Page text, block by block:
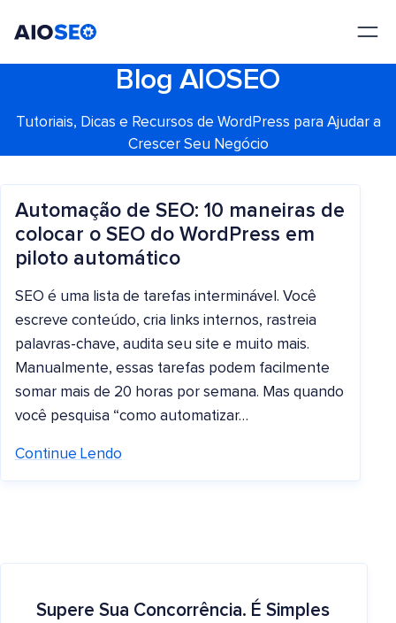
Blog AIOSEO
Tutoriais, Dicas e Recursos de WordPress para Ajudar a
Crescer Seu Negócio
Automação de SEO: 10 maneiras de
colocar o SEO do WordPress em
piloto automático
SEO é uma lista de tarefas interminável. Você
escreve conteúdo, cria links internos, rastreia
palavras-chave, audita seu site e muito mais.
Manualmente, essas tarefas podem facilmente
somar mais de 20 horas por semana. Mas quando
você pesquisa “como automatizar…
Continue Lendo
Supere Sua Concorrência. É Simples